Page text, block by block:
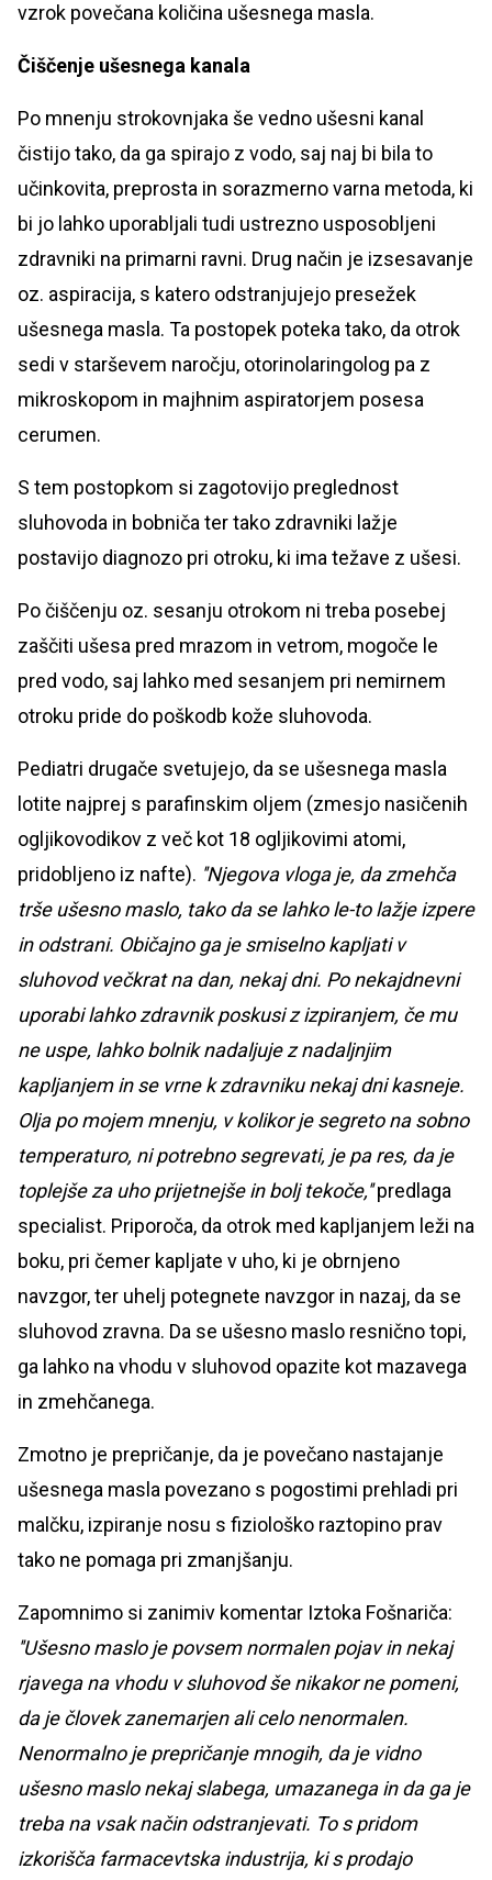
vzrok povečana količina ušesnega masla.
Čiščenje ušesnega kanala
Po mnenju strokovnjaka še vedno ušesni kanal
čistijo tako, da ga spirajo z vodo, saj naj bi bila to
učinkovita, preprosta in sorazmerno varna metoda, ki
bi jo lahko uporabljali tudi ustrezno usposobljeni
zdravniki na primarni ravni. Drug način je izsesavanje
oz. aspiracija, s katero odstranjujejo presežek
ušesnega masla. Ta postopek poteka tako, da otrok
sedi v starševem naročju, otorinolaringolog pa z
mikroskopom in majhnim aspiratorjem posesa
cerumen.
S tem postopkom si zagotovijo preglednost
sluhovoda in bobniča ter tako zdravniki lažje
postavijo diagnozo pri otroku, ki ima težave z ušesi.
Po čiščenju oz. sesanju otrokom ni treba posebej
zaščiti ušesa pred mrazom in vetrom, mogoče le
pred vodo, saj lahko med sesanjem pri nemirnem
otroku pride do poškodb kože sluhovoda.
Pediatri drugače svetujejo, da se ušesnega masla
lotite najprej s parafinskim oljem (zmesjo nasičenih
ogljikovodikov z več kot 18 ogljikovimi atomi,
pridobljeno iz nafte). ''Njegova vloga je, da zmehča
trše ušesno maslo, tako da se lahko le-to lažje izpere
in odstrani. Običajno ga je smiselno kapljati v
sluhovod večkrat na dan, nekaj dni. Po nekajdnevni
uporabi lahko zdravnik poskusi z izpiranjem, če mu
ne uspe, lahko bolnik nadaljuje z nadaljnjim
kapljanjem in se vrne k zdravniku nekaj dni kasneje.
Olja po mojem mnenju, v kolikor je segreto na sobno
temperaturo, ni potrebno segrevati, je pa res, da je
toplejše za uho prijetnejše in bolj tekoče,''predlaga
specialist. Priporoča, da otrok med kapljanjem leži na
boku, pri čemer kapljate v uho, ki je obrnjeno
navzgor, ter uhelj potegnete navzgor in nazaj, da se
sluhovod zravna. Da se ušesno maslo resnično topi,
ga lahko na vhodu v sluhovod opazite kot mazavega
in zmehčanega.
Zmotno je prepričanje, da je povečano nastajanje
ušesnega masla povezano s pogostimi prehladi pri
malčku, izpiranje nosu s fiziološko raztopino prav
tako ne pomaga pri zmanjšanju.
Zapomnimo si zanimiv komentar Iztoka Fošnariča:
''Ušesno maslo je povsem normalen pojav in nekaj
rjavega na vhodu v sluhovod še nikakor ne pomeni,
da je človek zanemarjen ali celo nenormalen.
Nenormalno je prepričanje mnogih, da je vidno
ušesno maslo nekaj slabega, umazanega in da ga je
treba na vsak način odstranjevati. To s pridom
izkorišča farmacevtska industrija, ki s prodajo